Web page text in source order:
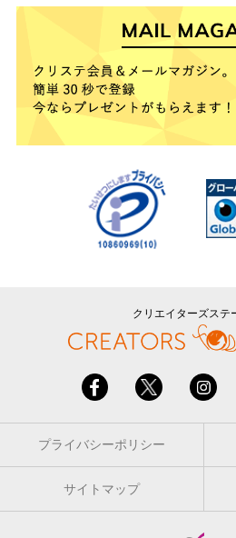
クリエイターズステ
プライバシーポリシー
サイトマップ